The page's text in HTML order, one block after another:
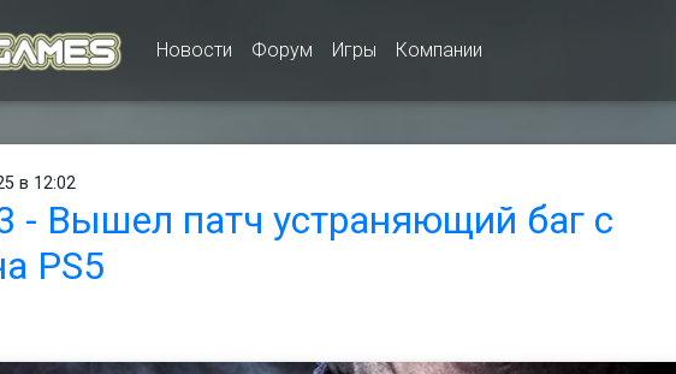
Новости Форум Игры Компании
в 12:02
- Вышел патч устраняющий баг с
PS5